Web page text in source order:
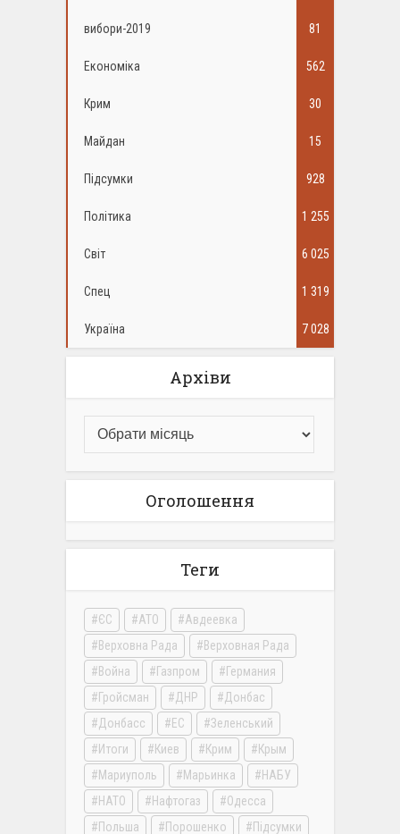
вибори-2019 81
Економіка 562
Крим 30
Майдан 15
Підсумки 928
Політика 1 255
Світ 6 025
Спец 1 319
Україна 7 028
Архіви
Оголошення
Теги
ЄС АТО
Авдеевка
Верховна Рада
Верховная Рада
Война
Газпром
Германия
Гройсман
ДНР
Донбас
Донбасс
ЕС
Зеленський
Итоги
Киев Крим
Крым
Мариуполь
Марьинка
НАБУ
НАТО
Нафтогаз
Одесса
Польша
Порошенко Підсумки